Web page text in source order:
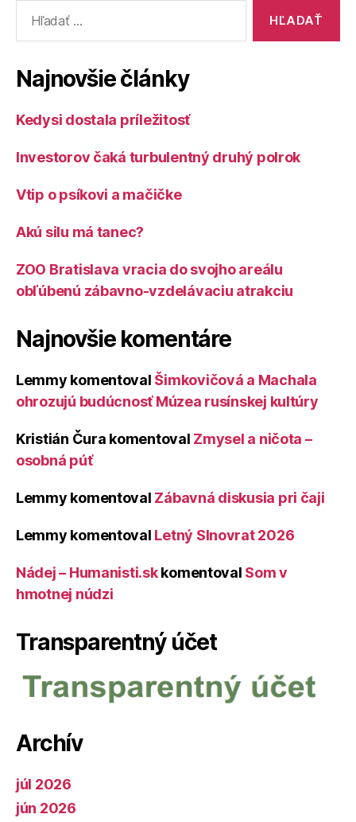
Najnovšie články
Kedysi dostala príležitosť
Investorov čaká turbulentný druhý polrok
Vtip o psíkovi a mačičke
Akú silu má tanec?
ZOO Bratislava vracia do svojho areálu
obľúbenú zábavno-vzdelávaciu atrakciu
Najnovšie komentáre
Lemmy komentoval Šimkovičová a Machala
ohrozujú budúcnosť Múzea rusínskej kultúry
Kristián Čura komentoval Zmysel a ničota –
osobná púť
Lemmy komentoval Zábavná diskusia pri čaji
Lemmy komentoval Letný Slnovrat 2026
Nádej – Humanisti.skkomentoval Som v
hmotnej núdzi
Transparentný účet
Archív
júl 2026
jún 2026